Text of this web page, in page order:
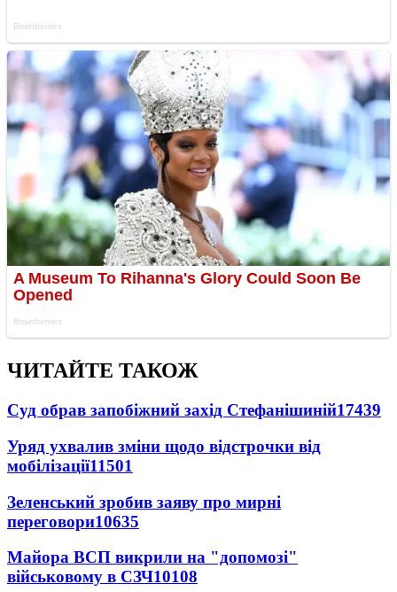
ЧИТАЙТЕ ТАКОЖ
Суд обрав запобіжний захід Стефанішиній17439
Уряд ухвалив зміни щодо відстрочки від
мобілізації11501
Зеленський зробив заяву про мирні
переговори10635
Майора ВСП викрили на "допомозі"
військовому в СЗЧ10108